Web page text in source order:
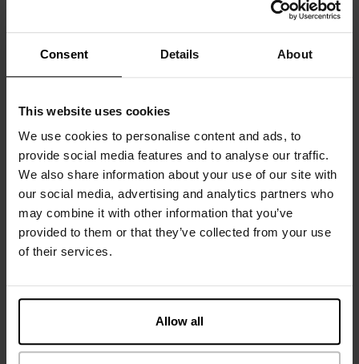
Consent Details About
This website uses cookies
We use cookies to personalise content and ads, to
provide social media features and to analyse our traffic.
We also share information about your use of our site with
our social media, advertising and analytics partners who
may combine it with other information that you’ve
provided to them or that they’ve collected from your use
of their services.
Allow all
gestikte labels minimaliseren wrijving en maximaliseren het
draagcomfort. Kan met bijna alles gecombineerd worden:
chic, casual of gewoon zo. Comfortabeler dan een shirt met
korte mouwen onder een jasje.
Materiaal: 94% biologisch katoen, 6% elastaan
Het model op de foto is 185 cm lang en draagt ​​maat M.
Specificatie
Maatgids
Wasvoorschriften
Beoordelingen